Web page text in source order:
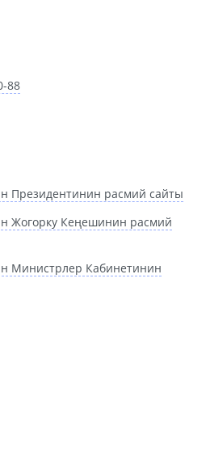
88
Президентинин расмий сайты
Жогорку Кеңешинин расмий
Министрлер Кабинетинин